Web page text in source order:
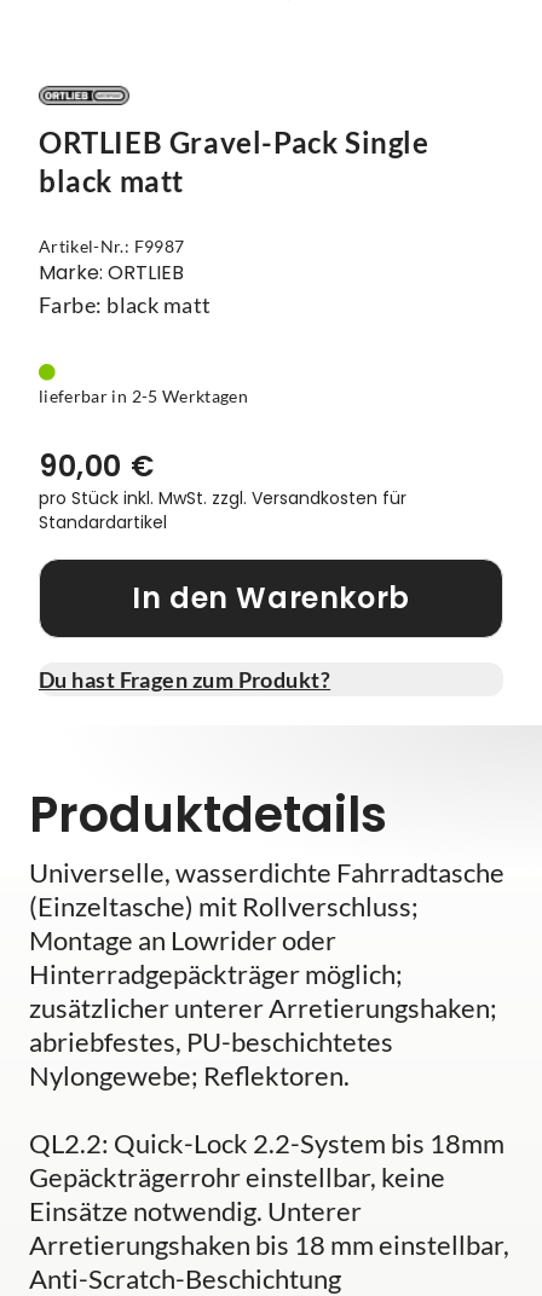
Zahnkränze
Spiegel
Taschen
Wandhalterung
ORTLIEB Gravel-Pack Single
black matt
Artikel-Nr.: F9987
Marke: ORTLIEB
Farbe: black matt
lieferbar in 2-5 Werktagen
90,00 €
pro Stück inkl. MwSt. zzgl. Versandkosten für
Standardartikel
In den Warenkorb
Du hast Fragen zum Produkt?
Produktdetails
Universelle, wasserdichte Fahrradtasche
(Einzeltasche) mit Rollverschluss;
Montage an Lowrider oder
Hinterradgepäckträger möglich;
zusätzlicher unterer Arretierungshaken;
abriebfestes, PU-beschichtetes
Nylongewebe; Reflektoren.
QL2.2: Quick-Lock 2.2-System bis 18mm
Gepäckträgerrohr einstellbar, keine
Einsätze notwendig. Unterer
Arretierungshaken bis 18 mm einstellbar,
Anti-Scratch-Beschichtung